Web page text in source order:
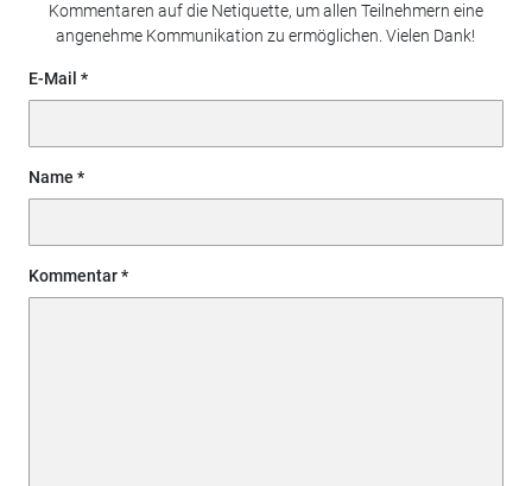
Kommentaren auf die Netiquette, um allen Teilnehmern eine
angenehme Kommunikation zu ermöglichen. Vielen Dank!
E-Mail
Name
Kommentar